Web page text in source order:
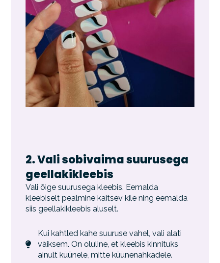
2. Vali sobivaima suurusega
geellakikleebis
Vali õige suurusega kleebis. Eemalda
kleebiselt pealmine kaitsev kile ning eemalda
siis geellakikleebis aluselt.
Kui kahtled kahe suuruse vahel, vali alati
väiksem. On oluline, et kleebis kinnituks
ainult küünele, mitte küünenahkadele.